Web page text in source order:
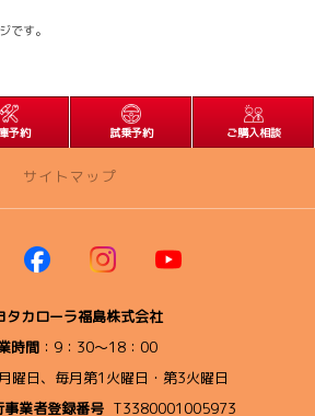
です。
予約 試乗予約 ご購入相談
サイトマップ
タカローラ福島株式会社
時間 ：9：30～18：00
曜日、毎月第1火曜日・第3火曜日
業者登録番号 T3380001005973